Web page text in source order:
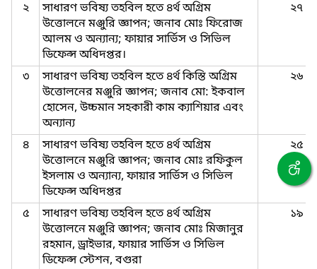
২
সাধারণ ভবিষ্য তহবিল হতে ৪র্থ অগ্রিম
উত্তোলনে মঞ্জুরি জ্ঞাপন; জনাব মোঃ ফিরোজ
আলম ও অন্যান্য; ফায়ার সার্ভিস ও সিভিল
ডিফেন্স অধিদপ্তর।
২৭
৩
সাধারণ ভবিষ্য তহবিল হতে ৪র্থ কিস্তি অগ্রিম
উত্তোলনের মঞ্জুরি জ্ঞাপন; জনাব মো: ইকবাল
হোসেন, উচ্চমান সহকারী কাম ক্যাশিয়ার এবং
অন্যান্য
২৬
৪
সাধারণ ভবিষ্য তহবিল হতে ৪র্থ অগ্রিম
উত্তোলনে মঞ্জুরি জ্ঞাপন; জনাব মোঃ রফিকুল
ইসলাম ও অন্যান্য, ফায়ার সার্ভিস ও সিভিল
ডিফেন্স অধিদপ্তর
২৫
৫
সাধারণ ভবিষ্য তহবিল হতে ৪র্থ অগ্রিম
উত্তোলনে মঞ্জুরি জ্ঞাপন; জনাব মোঃ মিজানুর
রহমান, ড্রাইভার, ফায়ার সার্ভিস ও সিভিল
ডিফেন্স স্টেশন, বগুরা
১৯